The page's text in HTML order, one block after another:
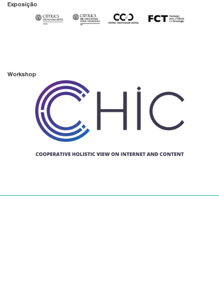
Exposição
Workshop